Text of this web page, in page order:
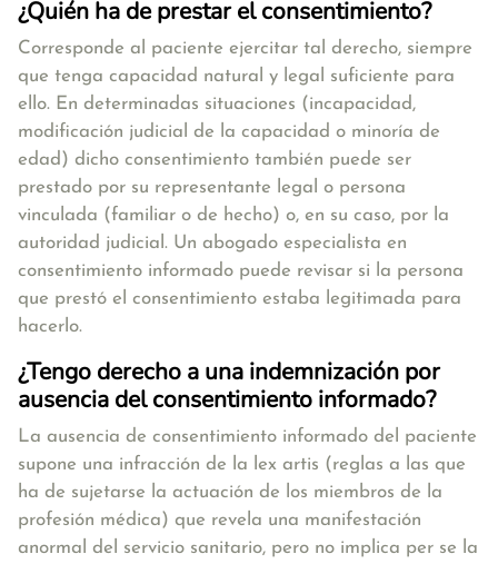
¿Quién ha de prestar el consentimiento?
Corresponde al paciente ejercitar tal derecho, siempre
que tenga capacidad natural y legal suficiente para
ello. En determinadas situaciones (incapacidad,
modificación judicial de la capacidad o minoría de
edad) dicho consentimiento también puede ser
prestado por su representante legal o persona
vinculada (familiar o de hecho) o, en su caso, por la
autoridad judicial. Un abogado especialista en
consentimiento informado puede revisar si la persona
que prestó el consentimiento estaba legitimada para
hacerlo.
¿Tengo derecho a una indemnización por
ausencia del consentimiento informado?
La ausencia de consentimiento informado del paciente
supone una infracción de la lex artis (reglas a las que
ha de sujetarse la actuación de los miembros de la
profesión médica) que revela una manifestación
anormal del servicio sanitario, pero no implica per se la